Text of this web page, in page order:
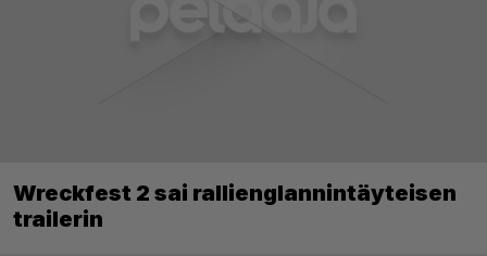
Wreckfest 2 sai rallienglannintäyteisen
trailerin